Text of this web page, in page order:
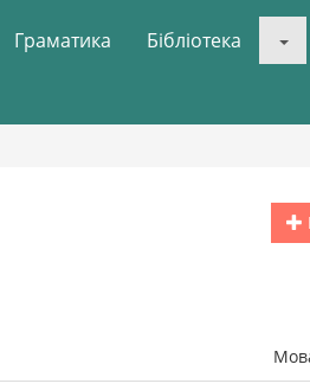
Граматика Бібліотека